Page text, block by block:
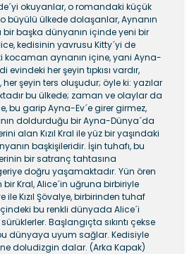
okuyanlar, o romandaki küçük
o büyülü ülkede dolaşanlar, Aynanın
başka dünyanın içinde yeni bir
kedisinin yavrusu Kitty´yi de
kocaman aynanın içine, yani Ayna-
evindeki her şeyin tıpkısı vardır,
her şeyin ters oluşudur; öyle ki: yazılar
bu ülkede; zaman ve olaylar da
bu garip Ayna-Ev´e girer girmez,
doldurduğu bir Ayna-Dünya´da
alan Kızıl Kral ile yüz bir yaşındaki
başkişileridir. İşin tuhafı, bu
bir satranç tahtasına
doğru yaşamaktadır. Yün ören
Kral, Alice´in uğruna birbiriyle
ile Kızıl Şövalye, birbirinden tuhaf
bu renkli dünyada Alice´i
Başlangıçta sıkıntı çekse
dünyaya uyum sağlar. Kedisiyle
doludizgin dalar. (Arka Kapak)